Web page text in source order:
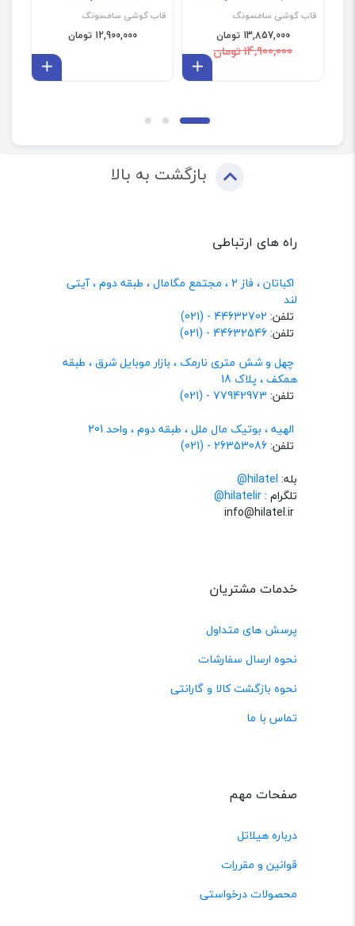
قاب گوشی سامسونگ
13,857,000 تومان
14,900,000 تومان
قاب گوشی سامسونگ
12,900,000 تومان
بازگشت به بالا
راه های ارتباطی
اکباتان ، فاز 2 ، مجتمع مگامال ، طبقه دوم ، آیتی
لند
تلفن: 44632702 - (021)
تلفن:44632546 - (021)
چهل و شش متری نارمک ، بازار موبایل شرق ، طبقه
همکف ، پلاک 18
تلفن: 77942973 - (021)
الهیه ، بوتیک مال ملل ، طبقه دوم ، واحد 201
تلفن:26353086 - (021)
بله: hilatel@
تلگرام :@hilatelir
خدمات مشتریان
پرسش های متداول
نحوه ارسال سفارشات
نحوه بازگشت کالا و گارانتی
تماس با ما
صفحات مهم
درباره هیلاتل
قوانین و مقررات
محصولات درخواستی